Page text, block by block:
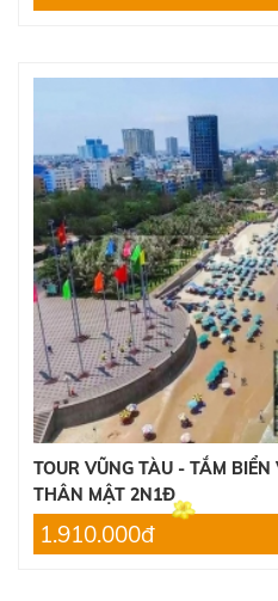
TOUR VŨNG TÀU - TẮM
THÂN MẬT 2N1Đ
1.910.000đ